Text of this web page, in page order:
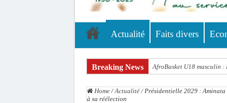
Actualité Faits divers
Breaking News AfroBasket U18 masculin :
Home / Actualité / Présidentielle 2029 : Aminata
à sa réélection